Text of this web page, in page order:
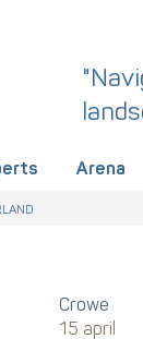
Arena
onderdeel
heeft
Crowe
15 april